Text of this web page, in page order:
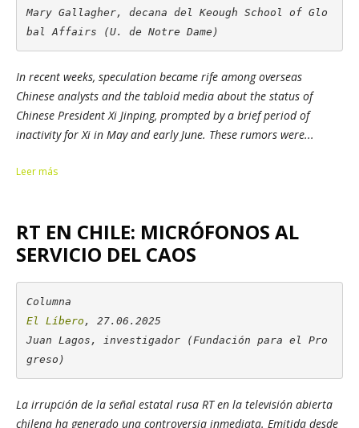
Mary Gallagher, decana del Keough School of Glo
bal Affairs (U. de Notre Dame)
In recent weeks, speculation became rife among overseas
Chinese analysts and the tabloid media about the status of
Chinese President Xi Jinping, prompted by a brief period of
inactivity for Xi in May and early June. These rumors were...
Leer más
RT EN CHILE: MICRÓFONOS AL
SERVICIO DEL CAOS
El Líbero , 27.06.2025
Juan Lagos, investigador (Fundación para el Pro
greso)
La irrupción de la señal estatal rusa RTen la televisión abierta
chilena ha generado una controversia inmediata. Emitida desde